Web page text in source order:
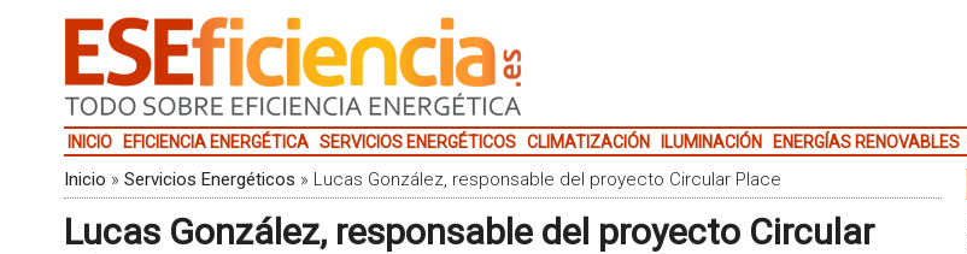
INICIO EFICIENCIA ENERGÉTICA SERVICIOS ENERGÉTICOS CLIMATIZACIÓN ILUMINACIÓN ENERGÍAS RENOVABLES
Inicio » Servicios Energéticos » Lucas González, responsable del proyecto Circular Place
Lucas González, responsable del proyecto Circular